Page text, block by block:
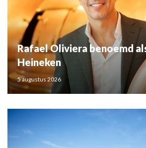
Rafael Oliviera benoemd
Heineken
5 augustus 2026